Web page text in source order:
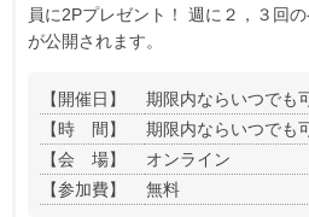
員に2Pプレゼント！ 週に２，３回
が公開されます。
【開催日】
期限内ならいつでも
【時 間】
期限内ならいつでも
【会 場】
オンライン
【参加費】
無料